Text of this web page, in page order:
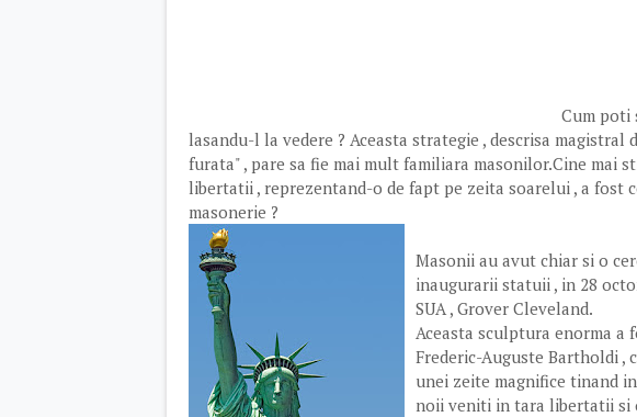
Cum poti
lasandu-l la vedere ? Aceasta strategie , descrisa magistral
furata" , pare sa fie mai mult familiara masonilor.Cine mai
libertatii , reprezentand-o de fapt pe zeita soarelui , a fost
masonerie ?
Masonii au avut chiar si o
inaugurarii statuii , in 28
SUA , Grover Cleveland.
Aceasta sculptura enorma a
Frederic-Auguste Bartholdi ,
unei zeite magnifice tinand
noii veniti in tara libertatii si